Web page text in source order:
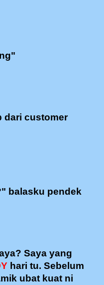
dari customer
balasku pendek
Saya yang
hari tu. Sebelum
ubat kuat ni